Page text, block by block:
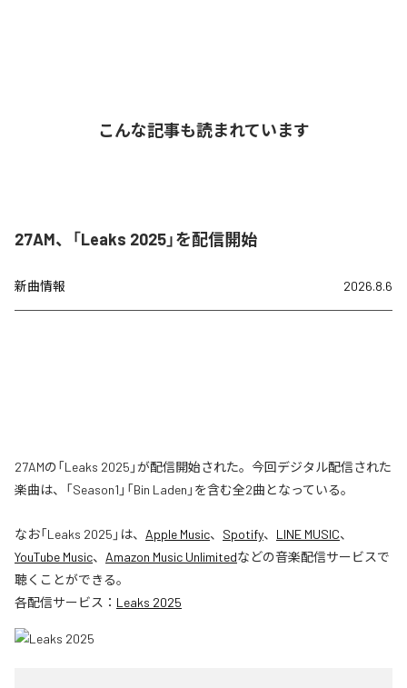
こんな記事も読まれています
27AM、「Leaks 2025」を配信開始
新曲情報 2026.8.6
27AMの「Leaks 2025」が配信開始された。今回デジタル配信された
楽曲は、「Season1」「Bin Laden」を含む全2曲となっている。
なお「Leaks 2025 」は、 Apple Music、 Spotify、 LINE MUSIC、
YouTube Music、 Amazon Music Unlimitedなどの音楽配信サービスで
聴くことができる。
各配信サービス： Leaks 2025